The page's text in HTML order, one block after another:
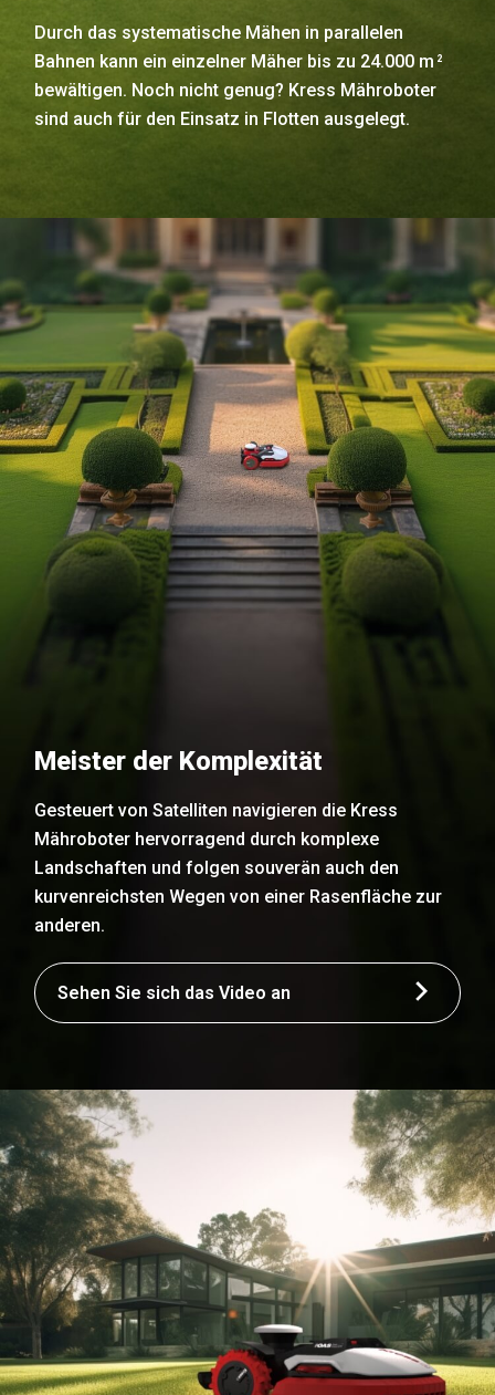
Durch das systematische Mähen in parallelen
Bahnen kann ein einzelner Mäher bis zu 24.000 m 2
bewältigen. Noch nicht genug? Kress Mähroboter
sind auch für den Einsatz in Flotten ausgelegt.
Meister der Komplexität
Gesteuert von Satelliten navigieren die Kress
Mähroboter hervorragend durch komplexe
Landschaften und folgen souverän auch den
kurvenreichsten Wegen von einer Rasenfläche zur
anderen.
Sehen Sie sich das Video an